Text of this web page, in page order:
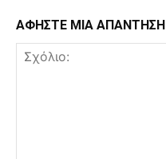
ΑΦΗΣΤΕ ΜΙΑ ΑΠΑΝΤΗΣΗ